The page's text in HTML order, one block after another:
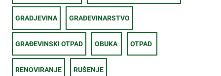
GRADJEVINA GRAĐEVINARSTVO
GRAĐEVINSKI OTPAD OBUKA OTPAD
RENOVIRANJE RUŠENJE